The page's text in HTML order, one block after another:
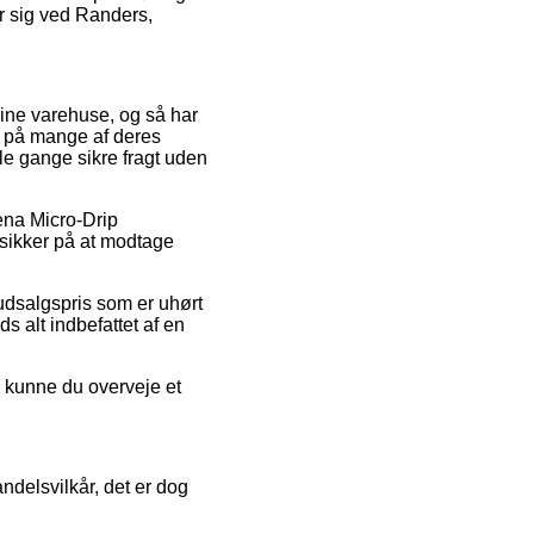
sig ved Randers,
varehuse, og så har
mange af deres
gange sikre fragt uden
Micro-Drip
på at modtage
som er uhørt
alt indbefattet af en
du overveje et
det er dog